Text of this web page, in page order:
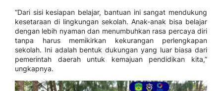
“Dari sisi kesiapan belajar, bantuan ini sangat mendukung
kesetaraan di lingkungan sekolah. Anak-anak bisa belajar
dengan lebih nyaman dan menumbuhkan rasa percaya diri
tanpa harus memikirkan kekurangan perlengkapan
sekolah. Ini adalah bentuk dukungan yang luar biasa dari
pemerintah daerah untuk kemajuan pendidikan kita,”
ungkapnya.